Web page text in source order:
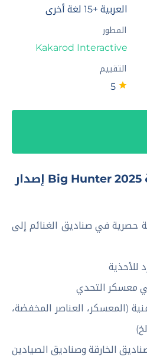
العربية +15 لغة أخرى
المطور
Kakarod Interactive‏
التقييم
ما الجديد في لعبة Big Hunter 2025 إصدار
حصرية في صناديق الغنائم إلى
للأحذية
معسكر التحدي
(المعسكر، العناصر المخفضة،
الخارقة وصناديق الصيادين